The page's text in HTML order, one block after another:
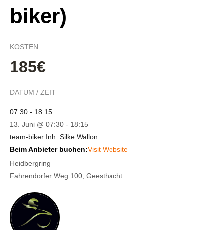
biker)
KOSTEN
185€
DATUM / ZEIT
07:30 - 18:15
13. Juni @ 07:30 - 18:15
team-biker Inh. Silke Wallon
Beim Anbieter buchen:Visit Website
Heidbergring
Fahrendorfer Weg 100, Geesthacht